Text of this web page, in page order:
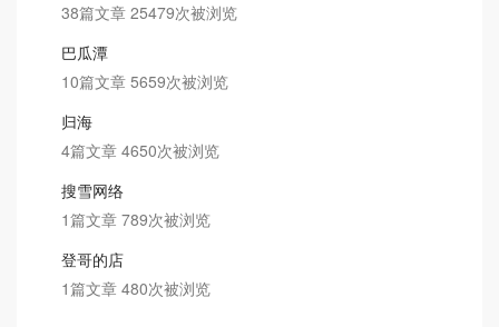
38篇文章 25479次被浏览
巴瓜潭
10篇文章 5659次被浏览
归海
4篇文章 4650次被浏览
搜雪网络
1篇文章 789次被浏览
登哥的店
1篇文章 480次被浏览